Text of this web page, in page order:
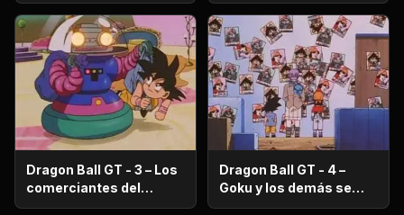
Dragon Ball GT - 3 – Los
comerciantes del
planeta Imega
Dragon Ball GT - 4 –
Goku y los demás se
convierten en